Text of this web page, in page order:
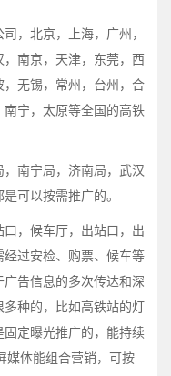
，北京，上海，广州，
南京，天津，东莞，西
无锡，常州，台州，合
宁，太原等全国的高铁
，南宁局，济南局，武汉
可以按需推广的。
，候车厅，出站口，出
过安检、购票、候车等
告信息的多次传达和深
种的，比如高铁站的灯
定曝光推广的，能持续
媒体能组合营销，可按